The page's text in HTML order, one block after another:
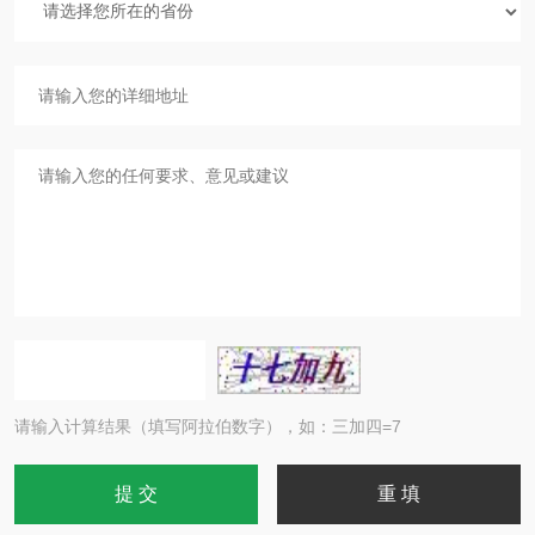
请输入计算结果（填写阿拉伯数字），如：三加四=7